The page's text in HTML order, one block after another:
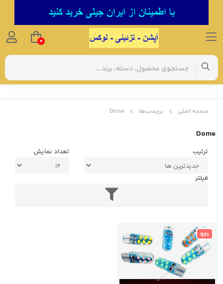
صفحه اصلی برچسب‌ها Dome
Dome
ترتیب تعداد نمایش
فیلتر
%61
0